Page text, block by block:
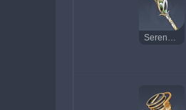
Serendipia